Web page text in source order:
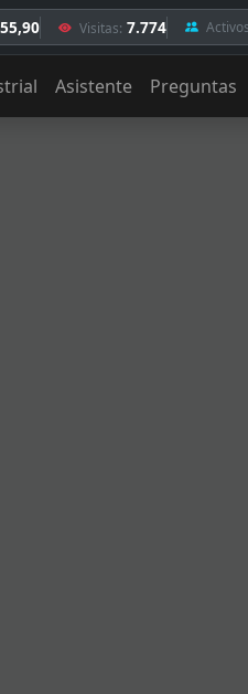
Visitas: 7.774
Asistente Preguntas